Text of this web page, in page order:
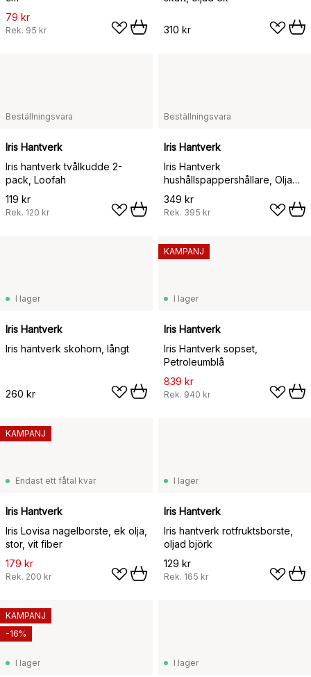
79 kr
Rek. 95 kr 310 kr
Beställningsvara
Iris Hantverk
Iris hantverk tvålkudde 2-
pack, Loofah
119 kr
Rek. 120 kr
Beställningsvara
Iris Hantverk
Iris Hantverk
hushållspappershållare, Oljad
ek-metall, Ø14,8 cm
349 kr
Rek. 395 kr
I lager
Iris Hantverk
Iris hantverk skohorn, långt
260 kr
I lager
Iris Hantverk
Iris Hantverk sopset,
Petroleumblå
839 kr
Rek. 940 kr
KAMPANJ
Endast ett fåtal kvar
Iris Hantverk
Iris Lovisa nagelborste, ek olja,
stor, vit fiber
179 kr
Rek. 200 kr
KAMPANJ
I lager
Iris Hantverk
Iris hantverk rotfruktsborste,
oljad björk
129 kr
Rek. 165 kr
I lager
KAMPANJ
-16%
I lager